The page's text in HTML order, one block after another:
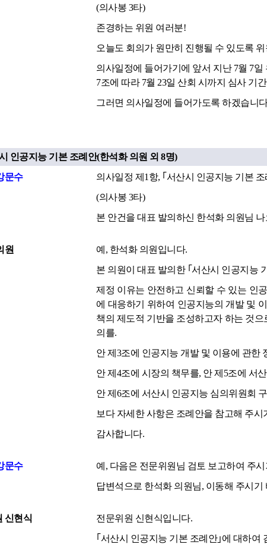
(의사봉 3타)
존경하는 위원 여러분!
오늘도 회의가 원만히 진행될 수 있도록
의사일정에 들어가기에 앞서 지난 7월 7
7조에 따라 7월 23일 산회 시까지 심사 기
그러면 의사일정에 들어가도록 하겠습니
인공지능 기본 조례안(한석화 의원 외 8명)
문수
의사일정 제1항, ｢서산시 인공지능 기본
(의사봉 3타)
본 안건을 대표 발의하신 한석화 의원님
원
예, 한석화 의원입니다.
본 의원이 대표 발의한 ｢서산시 인공지능
제정 이유는 안전하고 신뢰할 수 있는 인
에 대응하기 위하여 인공지능의 개발 및
책의 제도적 기반을 조성하고자 하는 것
의를.
안 제3조에 인공지능 개발 및 이용에 관한
안 제4조에 시장의 책무를, 안 제5조에 서
안 제6조에 서산시 인공지능 심의위원회
보다 자세한 사항은 조례안을 참고해 주
감사합니다.
문수
예, 다음은 전문위원님 검토 보고하여 주
답변석으로 한석화 의원님, 이동해 주시기
신현식
전문위원 신현식입니다.
｢서산시 인공지능 기본 조례안｣에 대하여